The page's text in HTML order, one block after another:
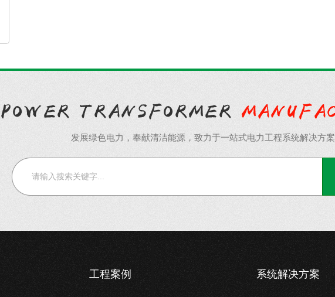
发展绿色电力，奉献清洁能源，致力于一站式电力工程系统解决方案
工程案例 系统解决方案